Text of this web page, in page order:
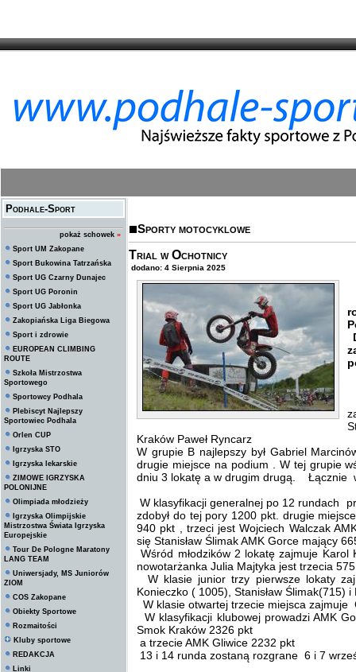
Podhale-Sport
pokaż schowek »
Sport UM Zakopane
Sport Bukowina Tatrzańska
Sport UG Czarny Dunajec
Sport UG Poronin
Sport UG Jabłonka
Zakopiańska Liga Biegowa
Sport i zdrowie
EUROPEAN CLIMBING
ROUTE
Szkoła Mistrzostwa
Sportowego
Sportowcy Podhala
Plebiscyt Najlepszy
Sportowiec Podhala
Orlen CUP
Igrzyska STO
Igrzyska lekarskie
ZIMOWE IGRZYSKA
POLONIJNE
Olimpiada młodzieży
Igrzyska Olimpijskie
Mistrzostwa Świata Igrzyska
Europejskie
Tour De Pologne Maratony
LANG TEAM
Uniwersjady, MS Juniorów
ZIOM
COS Zakopane
Obiekty Sportowe
Rozmaitości
Kluby sportowe
REDAKCJA
Linki
Sporty motocyklowe
Trial w Ochotnicy
dodano: 4 Sierpnia 2025
Kraków Paweł Ryncarz
W grupie B najlepszy był Gabriel
drugie miejsce na podium . W tej grupie
dniu 3 lokatę a w drugim drugą. Łącznie
W klasyfikacji generalnej po 12 rundach
zdobył do tej pory 1200 pkt. drugie
940 pkt , trzeci jest Wojciech Walczak
się Stanisław Ślimak AMK Gorce mający
Wśród młodzików 2 lokatę zajmuje
nowotarżanka Julia Majtyka jest trzecia
W klasie junior trzy pierwsze lokaty
Konieczko ( 1005), Stanisław Ślimak(715) i
W klasie otwartej trzecie miejsca
W klasyfikacji klubowej prowadzi AMK
Smok Kraków 2326 pkt
a trzecie AMK Gliwice 2232 pkt
13 i 14 runda zostaną rozgrane 6 i 7